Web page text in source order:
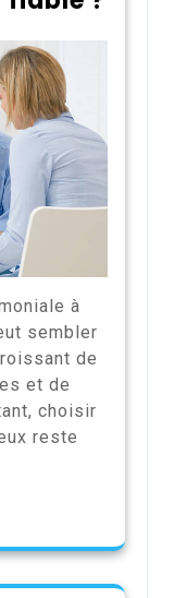
à
sembler
de
et de
choisir
reste